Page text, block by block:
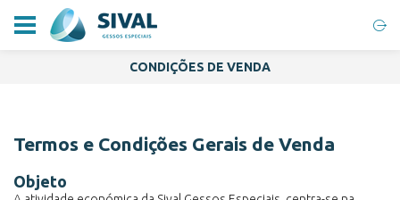
CONDIÇÕES DE VENDA
Termos e Condições Gerais de Venda
Objeto